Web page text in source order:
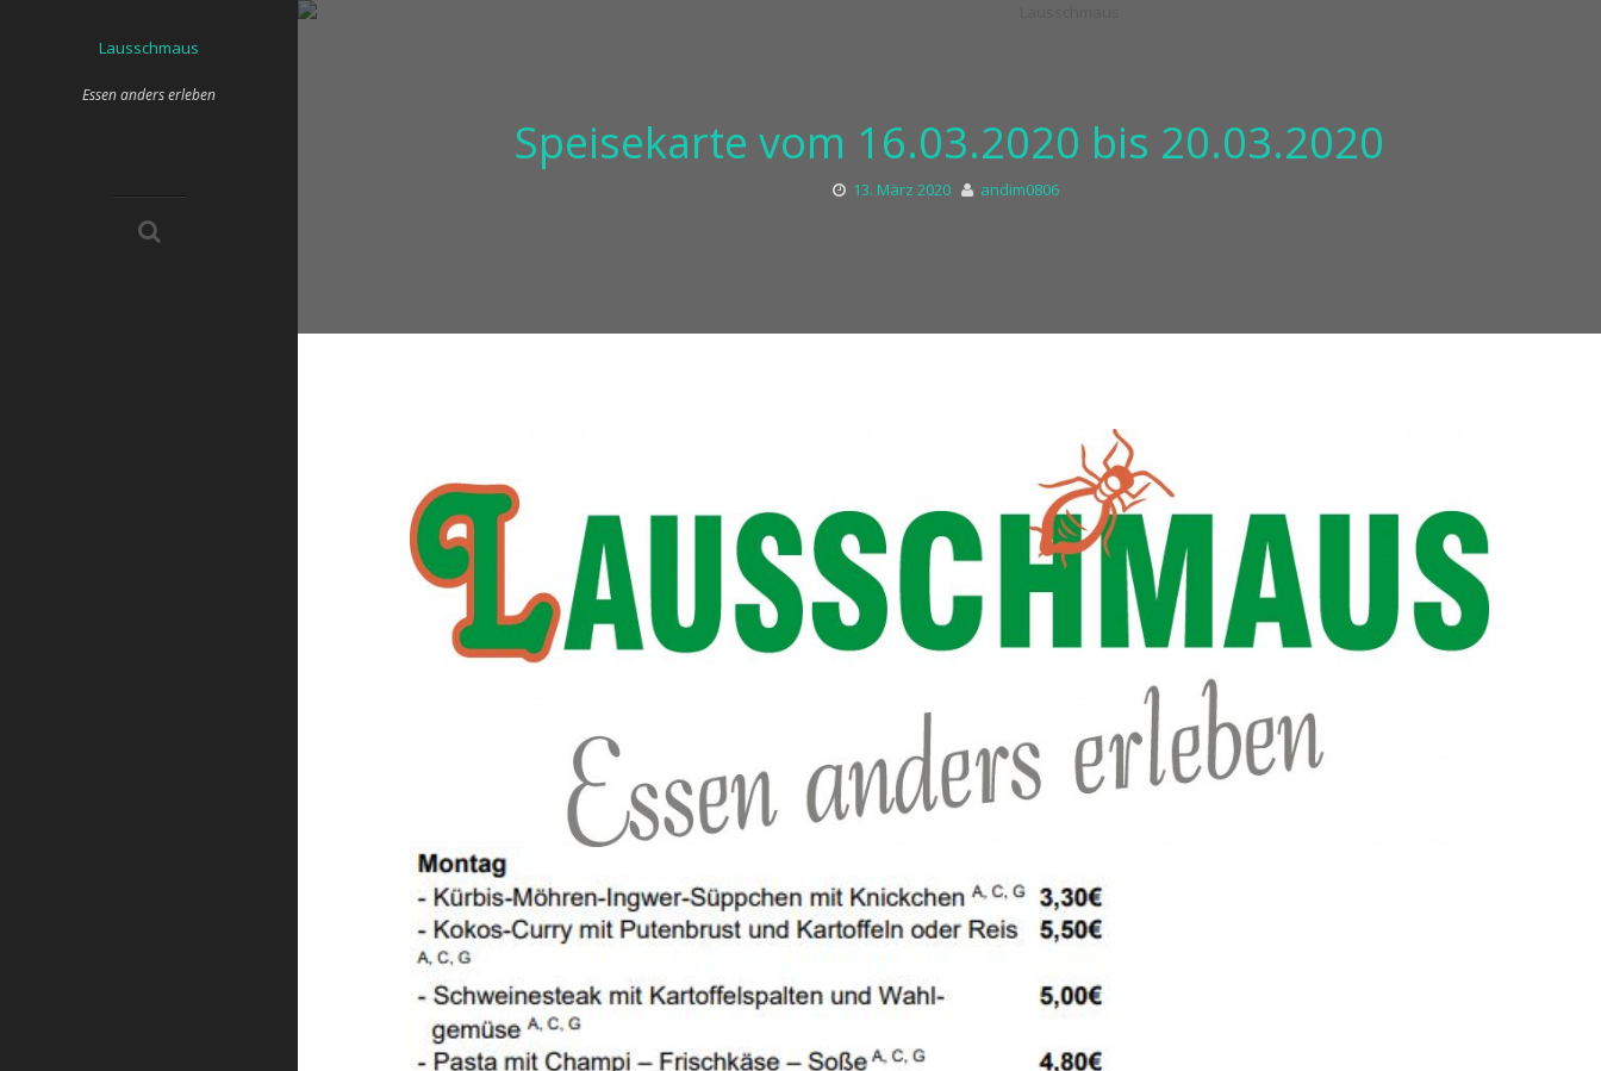
Lausschmaus
Essen anders erleben
Speisekarte vom 16.03.2020 bis 20.03.2020
13. März 2020 andim0806